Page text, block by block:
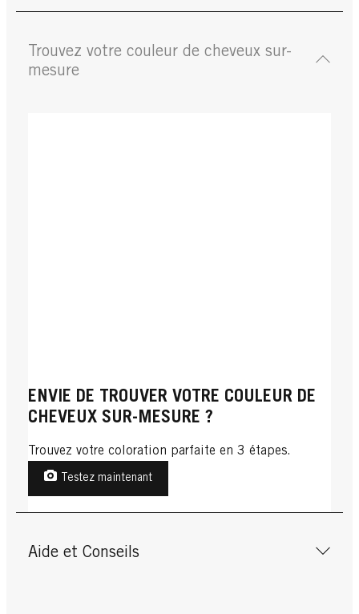
Trouvez votre couleur de cheveux sur-
mesure
ENVIE DE TROUVER VOTRE COULEUR DE
CHEVEUX SUR-MESURE ?
Trouvez votre coloration parfaite en 3 étapes.
Testez maintenant
Aide et Conseils